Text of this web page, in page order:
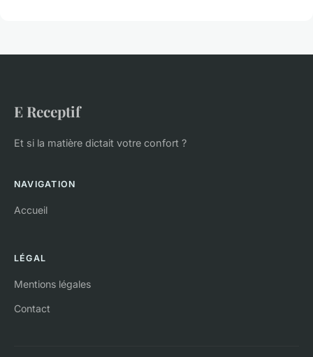
E Receptif
Et si la matière dictait votre confort ?
NAVIGATION
Accueil
LÉGAL
Mentions légales
Contact